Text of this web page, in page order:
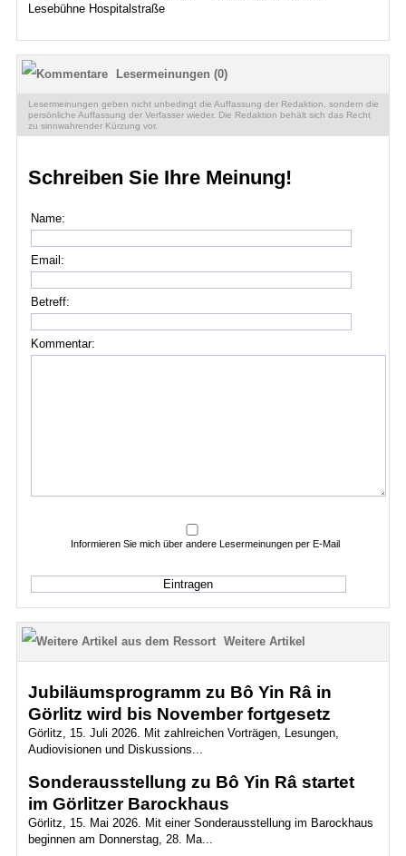
Lesebühne Hospitalstraße
Lesermeinungen (0)
Lesermeinungen geben nicht unbedingt die Auffassung der Redaktion, sondern die
persönliche Auffassung der Verfasser wieder. Die Redaktion behält sich das Recht
zu sinnwahrender Kürzung vor.
Schreiben Sie Ihre Meinung!
Name:
Email:
Betreff:
Kommentar:
Informieren Sie mich über andere Lesermeinungen per E-Mail
Weitere Artikel
Jubiläumsprogramm zu Bô Yin Râ in
Görlitz wird bis November fortgesetz
Görlitz, 15. Juli 2026. Mit zahlreichen Vorträgen, Lesungen,
Audiovisionen und Diskussions...
Sonderausstellung zu Bô Yin Râ startet
im Görlitzer Barockhaus
Görlitz, 15. Mai 2026. Mit einer Sonderausstellung im Barockhaus
beginnen am Donnerstag, 28. Ma...